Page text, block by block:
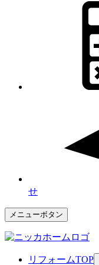
せ
メニューボタン
リフォームTOP